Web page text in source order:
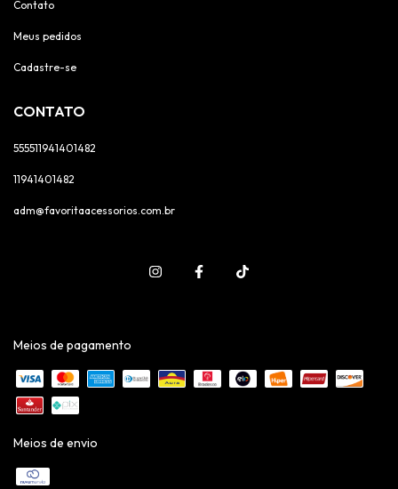
Contato
Meus pedidos
Cadastre-se
CONTATO
555511941401482
11941401482
adm@favoritaacessorios.com.br
Meios de pagamento
Meios de envio